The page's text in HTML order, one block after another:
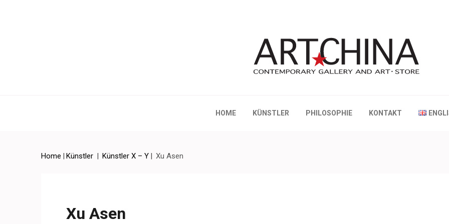
HOME KÜNSTLER PHILOSOPHIE KONTAKT
Home | Künstler | Künstler X – Y | Xu Asen
Xu Asen